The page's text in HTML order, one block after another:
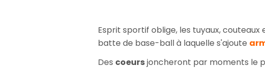
Esprit sportif oblige, les tuyaux,
batte de base-ball à laquelle s'ajoute
Des coeursjoncheront par moments le